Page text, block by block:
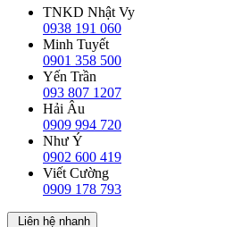
TNKD Nhật Vy
0938 191 060
Minh Tuyết
0901 358 500
Yến Trần
093 807 1207
Hải Âu
0909 994 720
Như Ý
0902 600 419
Viết Cường
0909 178 793
Liên hệ nhanh